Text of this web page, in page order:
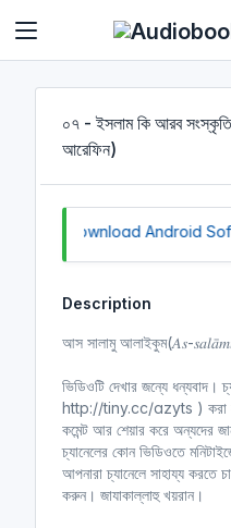
০৭ - ইসলাম কি আরব সংস্কৃতি?
আরেফিন)
to Download Android
Description
আস সালামু আলাইকুম(𝐴𝑠-
ভিডিওটি দেখার জন্যে ধন্যবাদ।
http://tiny.cc/azyts ) করা
কমেন্ট আর শেয়ার করে অন্যদের
চ্যানেলের কোন ভিডিওতে
আপনারা চ্যানেলে সাহায্য করতে
করুন। জাযাকাল্লাহু খয়রান।